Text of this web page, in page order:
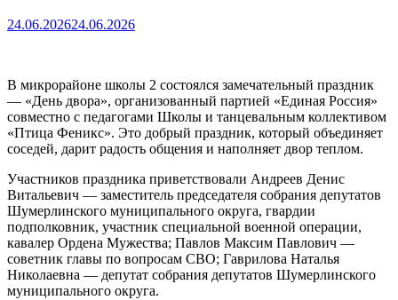
24.06.202624.06.2026
В микрорайоне школы 2 состоялся замечательный праздник
— «День двора», организованный партией «Единая Россия»
совместно с педагогами Школы и танцевальным коллективом
«Птица Феникс». Это добрый праздник, который объединяет
соседей, дарит радость общения и наполняет двор теплом.
Участников праздника приветствовали Андреев Денис
Витальевич — заместитель председателя собрания депутатов
Шумерлинского муниципального округа, гвардии
подполковник, участник специальной военной операции,
кавалер Ордена Мужества; Павлов Максим Павлович —
советник главы по вопросам СВО; Гаврилова Наталья
Николаевна — депутат собрания депутатов Шумерлинского
муниципального округа.